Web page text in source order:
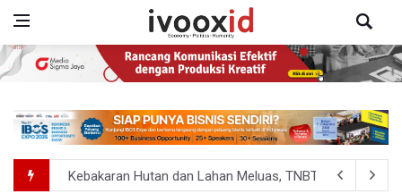
Kebakaran Hutan dan Lahan Meluas, TNBTS Tutup